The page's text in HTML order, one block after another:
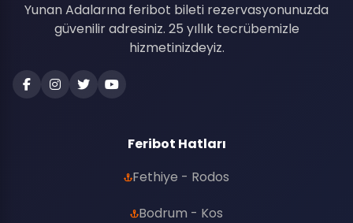
Yunan Adalarına feribot bileti rezervasyonunuzda
güvenilir adresiniz. 25 yıllık tecrübemizle
hizmetinizdeyiz.
Feribot Hatları
Fethiye - Rodos
Bodrum - Kos